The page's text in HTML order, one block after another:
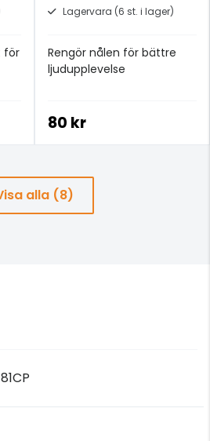
för
Lagervara (6 st. i lager)
Rengör nålen för bättre
ljudupplevelse
80 kr
alla (8)